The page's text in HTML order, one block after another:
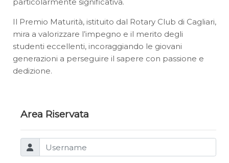
Il Premio Maturità, istituito dal Rotary Club di Cagliari,
mira a valorizzare l’impegno e il merito degli
studenti eccellenti, incoraggiando le giovani
generazioni a perseguire il sapere con passione e
dedizione.
Area Riservata